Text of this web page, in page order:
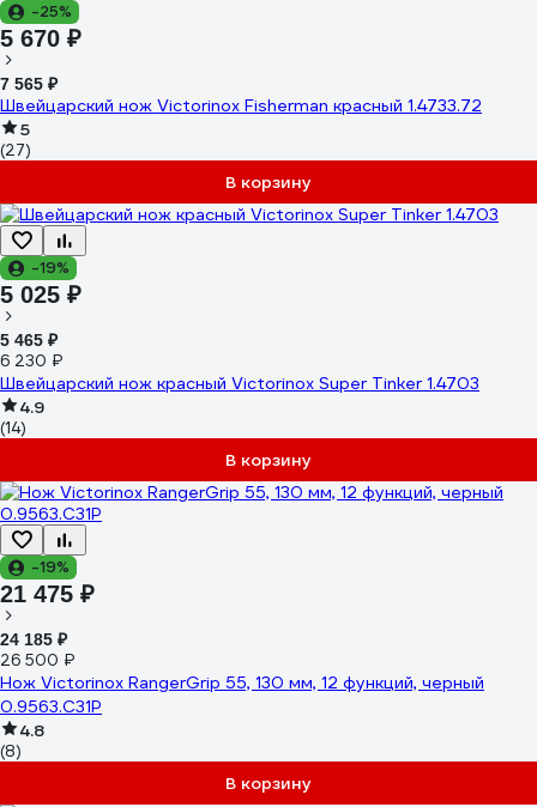
-25%
5 670 ₽
7 565 ₽
Швейцарский нож Victorinox Fisherman красный 1.4733.72
5
(27)
В корзину
-19%
5 025 ₽
5 465 ₽
6 230 ₽
Швейцарский нож красный Victorinox Super Tinker 1.4703
4.9
(14)
В корзину
-19%
21 475 ₽
24 185 ₽
26 500 ₽
Нож Victorinox RangerGrip 55, 130 мм, 12 функций, черный
0.9563.C31P
4.8
(8)
В корзину